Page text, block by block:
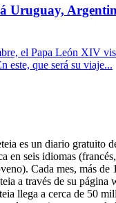
Uruguay,
el Papa León XIV
este, que será su viaje...
es un diario gratuito
en seis idiomas
Cada mes, más de
a través de su página
llega a cerca de 50